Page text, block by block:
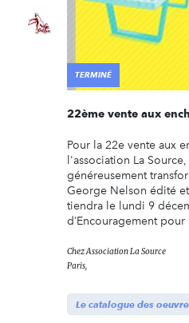
TERMINÉ
22ème vente aux
Pour la 22e vente aux
l'association La
généreusement
George Nelson édité
tiendra le lundi 9
d’Encouragement pour
ChezAssociation La Source
Paris,
Le catalogue des